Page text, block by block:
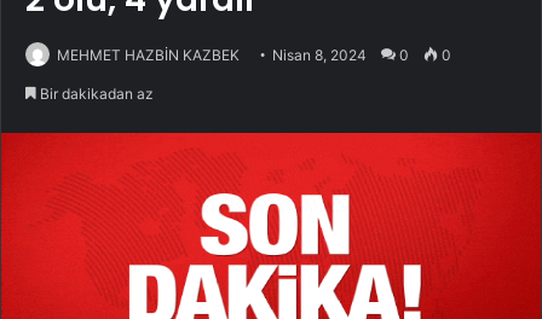
MEHMET HAZBİN KAZBEK Nisan 8, 2024 0 0
Bir dakikadan az